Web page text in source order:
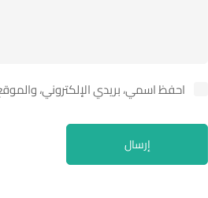
احفظ اسمي، بريدي الإلكتروني،